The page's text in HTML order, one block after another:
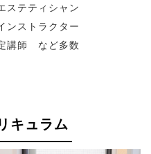
ステティシャン
ンストラクター
講師 など多数
キュラム